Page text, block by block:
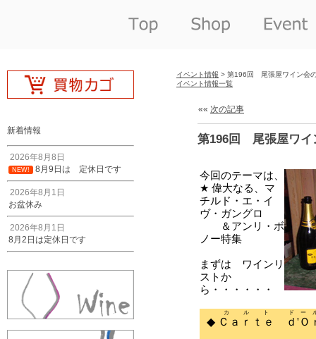
新着情報
2026年8月8日
NEW! 8月9日は 定休日です
2026年8月1日
お盆休み
2026年8月1日
8月2日は定休日です
イベント情報 > 第196回 尾張屋ワイン会
イベント情報一覧
«« 次の記事
第196回 尾張屋ワイ